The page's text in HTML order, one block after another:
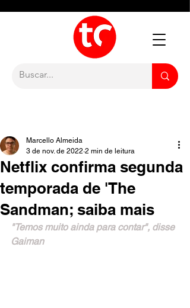
Netflix confirma segunda
temporada de 'The
Sandman; saiba mais
Marcello Almeida
3 de nov. de 2022 2 min de leitura
"Temos muito ainda para contar", disse
Gaiman